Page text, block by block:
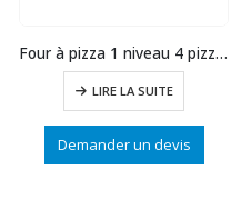
Four à pizza 1 niveau 4 pizzas
LIRE LA SUITE
Demander un devis